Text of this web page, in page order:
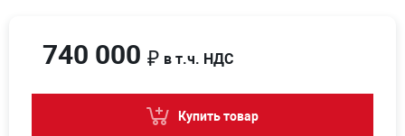
740 000 ₽ в т.ч. НДС
Купить товар